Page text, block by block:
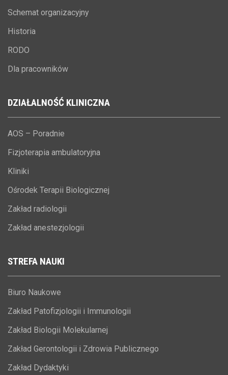
Schemat organizacyjny
Historia
RODO
Dla pracowników
DZIAŁALNOŚĆ KLINICZNA
AOS – Poradnie
Fizjoterapia ambulatoryjna
Kliniki
Ośrodek Terapii Biologicznej
Zakład radiologii
Zakład anestezjologii
STREFA NAUKI
Biuro Naukowe
Zakład Patofizjologii i Immunologii
Zakład Biologii Molekularnej
Zakład Gerontologii i Zdrowia Publicznego
Zakład Dydaktyki